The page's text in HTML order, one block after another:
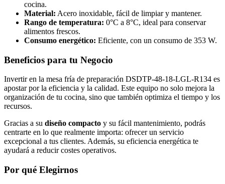
cocina.
Material: Acero inoxidable, fácil de limpiar y mantener.
Rango de temperatura: 0°C a 8°C, ideal para conservar
alimentos frescos.
Consumo energético: Eficiente, con un consumo de 353 W.
Beneficios para tu Negocio
Invertir en la mesa fría de preparación DSDTP-48-18-LGL-R134 es
apostar por la eficiencia y la calidad. Este equipo no solo mejora la
organización de tu cocina, sino que también optimiza el tiempo y los
recursos.
Gracias a su diseño compacto y su fácil mantenimiento, podrás
centrarte en lo que realmente importa: ofrecer un servicio
excepcional a tus clientes. Además, su eficiencia energética te
ayudará a reducir costes operativos.
Por qué Elegirnos